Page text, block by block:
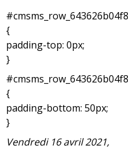
{
padding-top: 0px;
}
{
padding-bottom: 50px;
}
Vendredi 16 avril 2021,